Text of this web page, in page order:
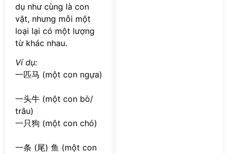
dụ như cùng là con
vật, nhưng mỗi một
loại lại có một lượng
từ khác nhau.
Ví dụ:
一匹马 (một con ngựa)
一头牛 (một con bò/
trâu)
一只狗 (một con chó)
一条 (尾) 鱼 (một con